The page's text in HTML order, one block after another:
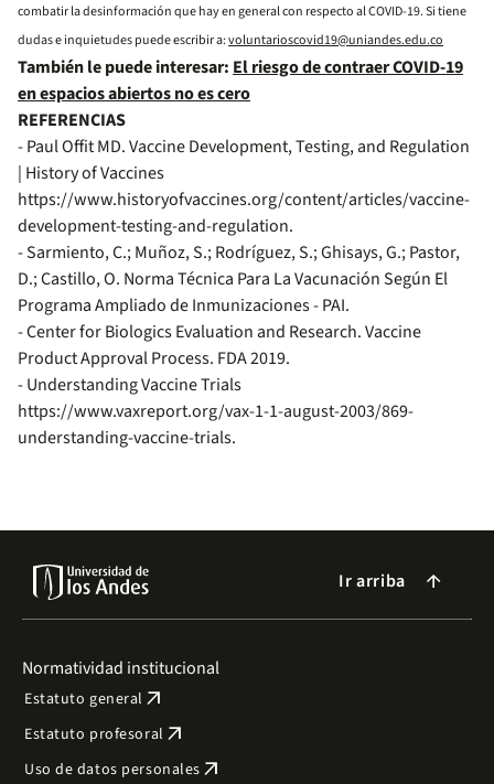
combatir la desinformación que hay en general con respecto al COVID-19. Si tiene
dudas e inquietudes puede escribir a:voluntarioscovid19@uniandes.edu.co
También le puede interesar: El riesgo de contraer COVID-19
en espacios abiertos no es cero
REFERENCIAS
- Paul Offit MD. Vaccine Development, Testing, and Regulation
| History of Vaccines
https://www.historyofvaccines.org/content/articles/vaccine-
development-testing-and-regulation.
- Sarmiento, C.; Muñoz, S.; Rodríguez, S.; Ghisays, G.; Pastor,
D.; Castillo, O. Norma Técnica Para La Vacunación Según El
Programa Ampliado de Inmunizaciones - PAI.
- Center for Biologics Evaluation and Research. Vaccine
Product Approval Process. FDA 2019.
- Understanding Vaccine Trials
https://www.vaxreport.org/vax-1-1-august-2003/869-
understanding-vaccine-trials.
Ir arriba arrow_forward
Normatividad institucional
Estatuto general arrow_outward
Estatuto profesoral arrow_outward
Uso de datos personales arrow_outward